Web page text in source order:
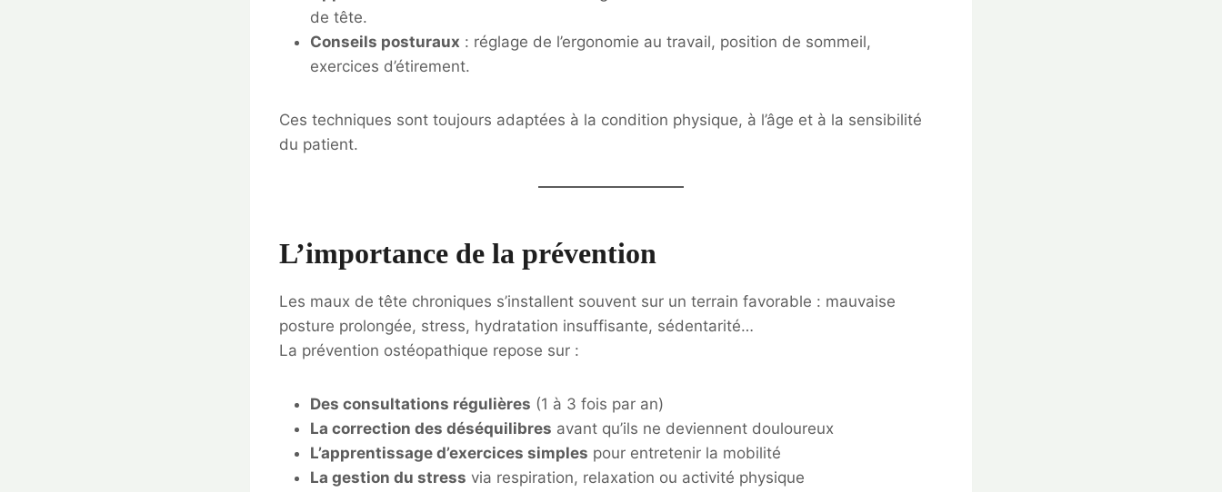
de tête.
Conseils posturaux : réglage de l’ergonomie au travail, position de sommeil,
exercices d’étirement.
Ces techniques sont toujours adaptées à la condition physique, à l’âge et à la sensibilité
du patient.
L’importance de la prévention
Les maux de tête chroniques s’installent souvent sur un terrain favorable : mauvaise
posture prolongée, stress, hydratation insuffisante, sédentarité…
La prévention ostéopathique repose sur :
Des consultations régulières (1 à 3 fois par an)
La correction des déséquilibres avant qu’ils ne deviennent douloureux
L’apprentissage d’exercices simples pour entretenir la mobilité
La gestion du stress via respiration, relaxation ou activité physique